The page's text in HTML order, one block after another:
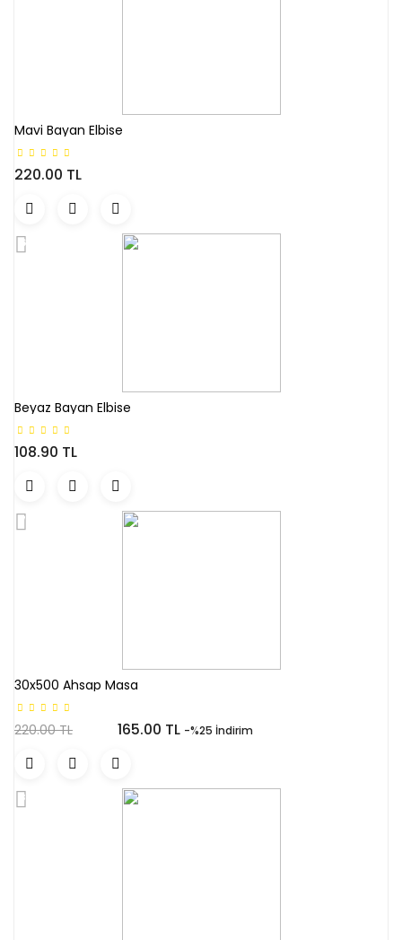
Mavi Bayan Elbise
220.00 TL
Beyaz Bayan Elbise
108.90 TL
30x500 Ahsap Masa
220.00 TL 165.00 TL -%25 İndirim